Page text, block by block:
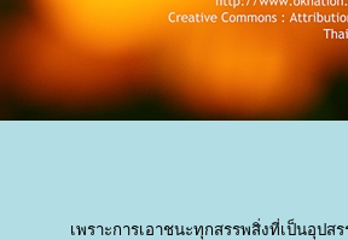
เพราะการเอาชนะทุกสรรพสิ่งที่เป็นอุปส